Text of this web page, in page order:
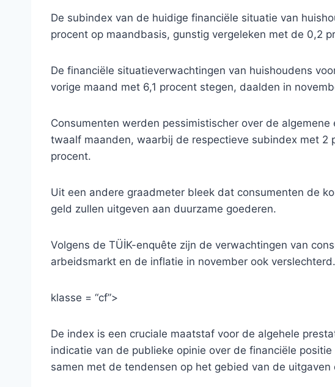
De subindex van de huidige financiële situatie van
procent op maandbasis, gunstig vergeleken met de 0,2
De financiële situatieverwachtingen van huishoudens
vorige maand met 6,1 procent stegen, daalden in
Consumenten werden pessimistischer over de
twaalf maanden, waarbij de respectieve subindex met 2
procent.
Uit een andere graadmeter bleek dat consumenten de
geld zullen uitgeven aan duurzame goederen.
Volgens de TÜİK-enquête zijn de verwachtingen van
arbeidsmarkt en de inflatie in november ook verslechterd.
klasse = “cf”>
De index is een cruciale maatstaf voor de algehele
indicatie van de publieke opinie over de financiële
samen met de tendensen op het gebied van de uitgaven